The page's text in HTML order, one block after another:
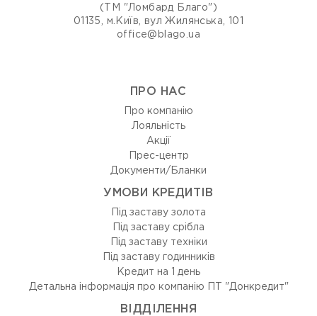
(ТМ "Ломбард Благо")
01135, м.Київ, вул Жилянська, 101
office@blago.ua
ПРО НАС
Про компанію
Лояльність
Акції
Прес-центр
Документи/Бланки
УМОВИ КРЕДИТІВ
Під заставу золота
Під заставу срібла
Під заставу техніки
Під заставу годинників
Кредит на 1 день
Детальна інформація про компанію ПТ "Донкредит"
ВIДДIЛЕННЯ